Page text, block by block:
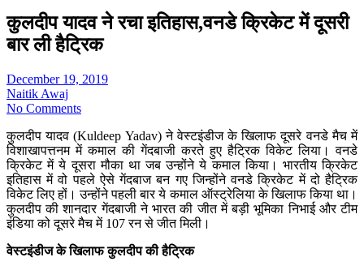
कुलदीप यादव ने रचा इतिहास,वनडे क्रिकेट में दूसरी
बार ली हैट्रिक
December 19, 2019
Naitik Awaj
No Comments
कुलदीप यादव (Kuldeep Yadav) ने वेस्टइंडीज के खिलाफ दूसरे वनडे मैच में
विशाखापत्तनम में कमाल की गेंदबाजी करते हुए हैट्रिक विकेट लिया। वनडे
क्रिकेट में ये दूसरा मौका था जब उन्होंने ये कमाल किया। भारतीय क्रिकेट
इतिहास में वो पहले ऐसे गेंदबाज बन गए जिन्होंने वनडे क्रिकेट में दो हैट्रिक
विकेट लिए हों। उन्होंने पहली बार ये कमाल ऑस्ट्रेलिया के खिलाफ किया था।
कुलदीप की शानदार गेंदबाजी ने भारत की जीत में बड़ी भूमिका निभाई और टीम
इंडिया को दूसरे मैच में 107 रन से जीत मिली।
वेस्टइंडीज के खिलाफ कुलदीप की हैट्रिक